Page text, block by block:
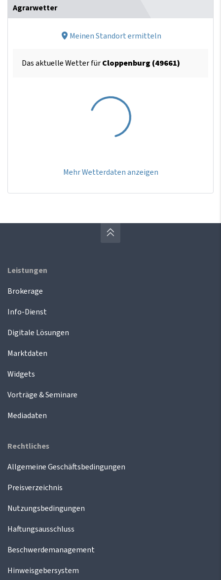
Agrarwetter
Meinen Standort ermitteln
Das aktuelle Wetter fürCloppenburg (49661)
Mehr Wetterdaten anzeigen
Leistungen
Brokerage
Info-Dienst
Digitale Lösungen
Marktdaten
Widgets
Vorträge & Seminare
Mediadaten
Rechtliches
Allgemeine Geschäftsbedingungen
Preisverzeichnis
Nutzungsbedingungen
Haftungsausschluss
Beschwerdemanagement
Hinweisgebersystem